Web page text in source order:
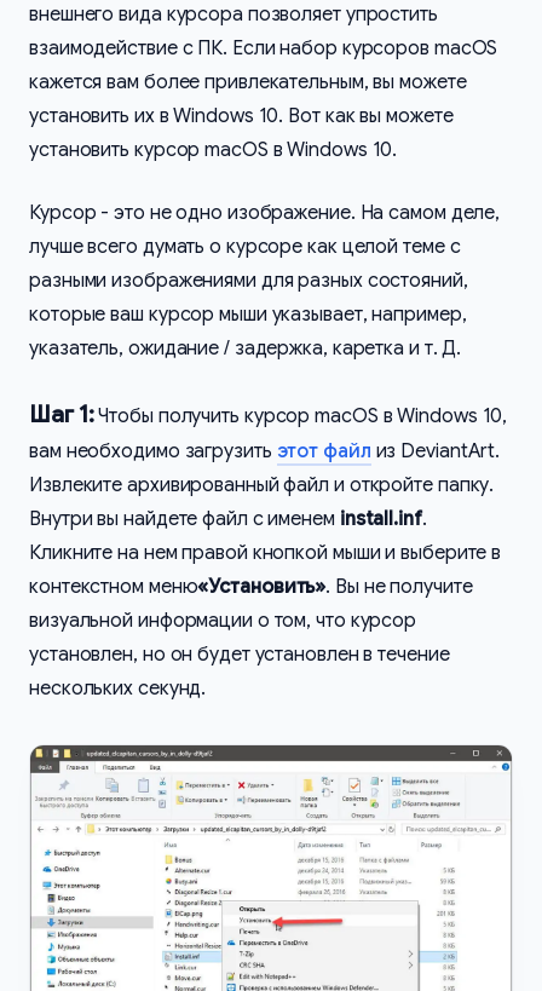
внешнего вида курсора позволяет упростить
взаимодействие с ПК. Если набор курсоров macOS
кажется вам более привлекательным, вы можете
установить их в Windows 10. Вот как вы можете
установить курсор macOS в Windows 10.
Курсор - это не одно изображение. На самом деле,
лучше всего думать о курсоре как целой теме с
разными изображениями для разных состояний,
которые ваш курсор мыши указывает, например,
указатель, ожидание / задержка, каретка и т. Д.
Шаг 1:Чтобы получить курсор macOS в Windows 10,
вам необходимо загрузить этот файл из DeviantArt.
Извлеките архивированный файл и откройте папку.
Внутри вы найдете файл с именем install.inf.
Кликните на нем правой кнопкой мыши и выберите в
контекстном меню«Установить». Вы не получите
визуальной информации о том, что курсор
установлен, но он будет установлен в течение
нескольких секунд.